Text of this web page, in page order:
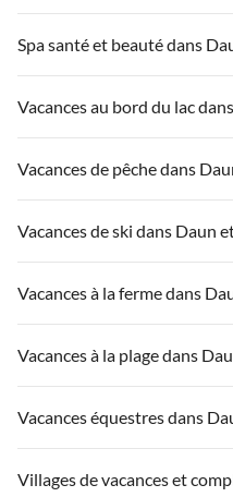
Spa santé et beauté dans
Vacances au bord du lac
Vacances de pêche dans
Vacances de ski dans Daun
Vacances à la ferme dans
Vacances à la plage dans
Vacances équestres dans